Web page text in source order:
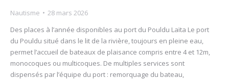
Nautisme
28 mars 2026
Des places à l’année disponibles au port du Pouldu Laïta Le port
du Pouldu situé dans le lit de la rivière, toujours en pleine eau,
permet l’accueil de bateaux de plaisance compris entre 4 et 12m,
monocoques ou multicoques. De multiples services sont
dispensés par l’équipe du port : remorquage du bateau,